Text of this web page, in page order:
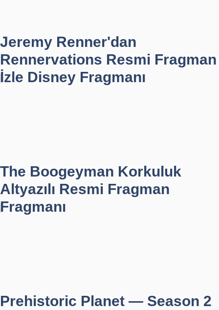
Jeremy Renner'dan
Rennervations Resmi Fragman
İzle Disney Fragmanı
The Boogeyman Korkuluk
Altyazılı Resmi Fragman
Fragmanı
Prehistoric Planet — Season 2